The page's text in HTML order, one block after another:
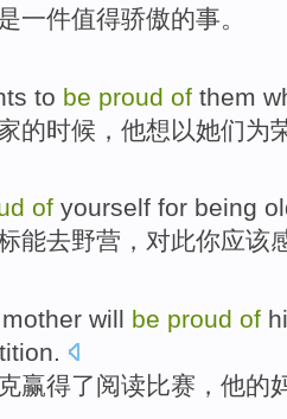
一件值得骄傲的事。
to be proud of them
的时候，他想以她们为
of yourself for being
能去野营，对此你应该
will be proud of
赢得了阅读比赛，他的